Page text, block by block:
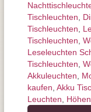
Tischleuchten
Tischleuchten
Tischleuchten
Leseleuchten
Tischleuchten
Akkuleuchten
kaufen Akku
Leuchten